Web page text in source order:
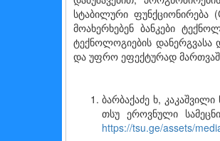
სტაბილური ფუნქციონირება
მოახერხებენ ბანკები
ტექნოლოგიების დანერგვასა
და უფრო ეფექტურად
ბარბაქაძე ხ,
თსუ ეროვნული
https://tsu.ge/assets/